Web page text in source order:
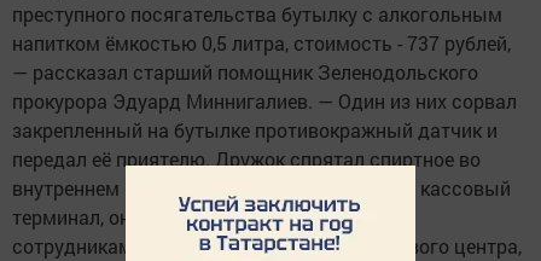
преступного посягательства бутылку с алкогольным
напитком ёмкостью 0,5 литра, стоимость - 737 рублей,
― рассказал старший помощник Зеленодольского
прокурора Эдуард Миннигалиев. ― Один из них сорвал
закрепленный на бутылке противокражный датчик и
передал её приятелю. Дружок спрятал спиртное во
внутреннем кармане куртки. Однако пройдя кассовый
терминал, он был остановлен и задержан
сотрудниками службы безопасности торгового центра,